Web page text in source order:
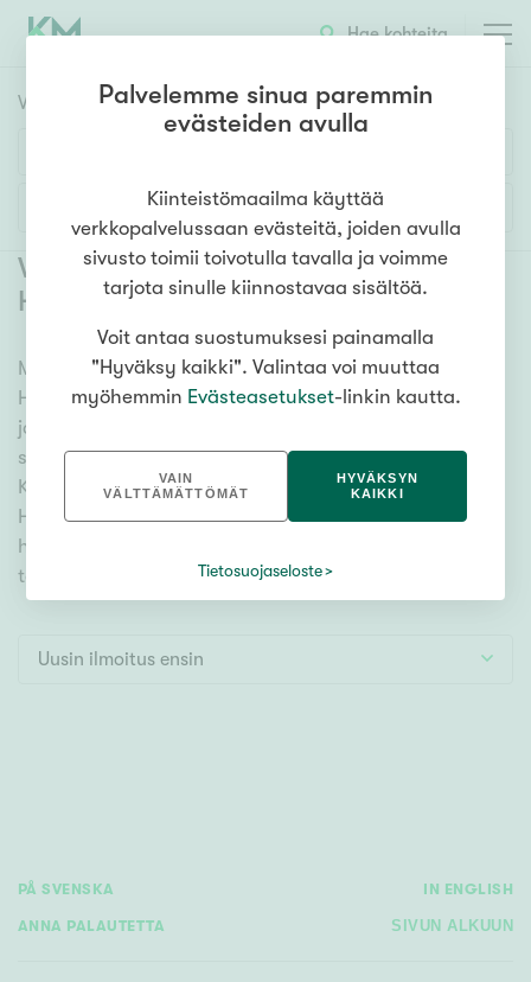
Hae kohteita
Vuokrakohteet
1h 2h 3h 4h 5h+
Asuntotyyppi
Kerros-/luhtitalo
Rivitalo/paritalo
Omakoti-/erillistalo
Maa- tai metsätila
Vapaa-ajan asunto
Autotalli
Lisää hakuehtoja
Vuokrattavat asunnot Tampere
Hatanpää
Meiltä löydät vuokrattavat asunnot Tampere
Hatanpää, oli tarpeesi mikä vain! Tuhansien kohteiden
ja satojen kiinteistönvälittäjien verkostomme auttaa
sinua kenties elämäsi tärkeimmässä päätöksessä.
Katso alta kaikki vuokrattavat asunnot Tampere
Hatanpää. Hyödynnä myös kätevää
hakutyökaluamme, jonka avulla löydät omien
toiveidesi mukaisen kodin.
Uusin ilmoitus ensin
PÅ SVENSKA IN ENGLISH
ANNA PALAUTETTA SIVUN ALKUUN
Palvelemme sinua paremmin
evästeiden avulla
Kiinteistömaailma käyttää
verkkopalvelussaan evästeitä, joiden avulla
sivusto toimii toivotulla tavalla ja voimme
tarjota sinulle kiinnostavaa sisältöä.
Voit antaa suostumuksesi painamalla
"Hyväksy kaikki". Valintaa voi muuttaa
myöhemmin Evästeasetukset-linkin kautta.
VAIN
VÄLTTÄMÄTTÖMÄT
HYVÄKSYN
KAIKKI
Tietosuojaseloste